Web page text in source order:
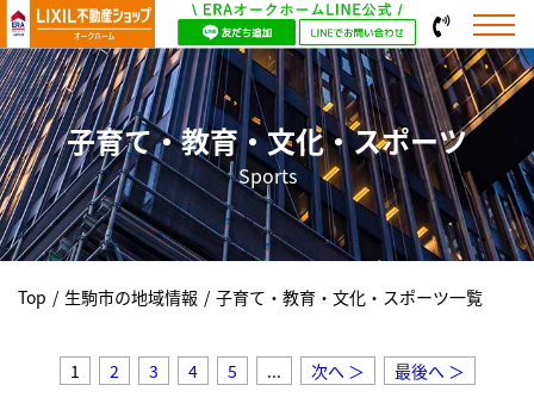
子育て・教育・文化・スポーツ
Sports
Top / 生駒市の地域情報 / 子育て・教育・文化・スポーツ一覧
1 2 3 4 5 ... 次へ ＞ 最後へ ＞